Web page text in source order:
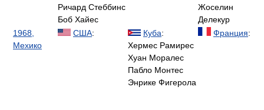
Ричард Стеббинс
Боб Хайес
Жоселин
Делекур
1968,
Мехико
США: Куба:
Хермес Рамирес
Хуан Моралес
Пабло Монтес
Энрике Фигерола
Франция: